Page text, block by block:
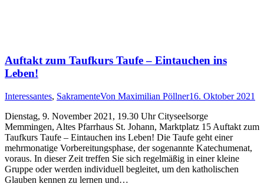
Auftakt zum Taufkurs Taufe – Eintauchen ins
Leben!
Interessantes, SakramenteVon Maximilian Pöllner16. Oktober 2021
Dienstag, 9. November 2021, 19.30 Uhr Cityseelsorge
Memmingen, Altes Pfarrhaus St. Johann, Marktplatz 15 Auftakt zum
Taufkurs Taufe – Eintauchen ins Leben! Die Taufe geht einer
mehrmonatige Vorbereitungsphase, der sogenannte Katechumenat,
voraus. In dieser Zeit treffen Sie sich regelmäßig in einer kleine
Gruppe oder werden individuell begleitet, um den katholischen
Glauben kennen zu lernen und…